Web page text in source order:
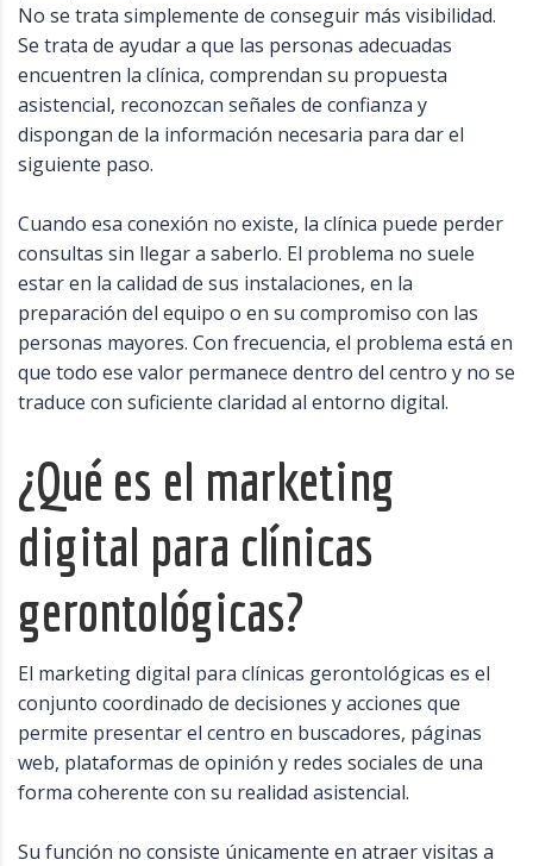
No se trata simplemente de conseguir más visibilidad.
Se trata de ayudar a que las personas adecuadas
encuentren la clínica, comprendan su propuesta
asistencial, reconozcan señales de confianza y
dispongan de la información necesaria para dar el
siguiente paso.
Cuando esa conexión no existe, la clínica puede perder
consultas sin llegar a saberlo. El problema no suele
estar en la calidad de sus instalaciones, en la
preparación del equipo o en su compromiso con las
personas mayores. Con frecuencia, el problema está en
que todo ese valor permanece dentro del centro y no se
traduce con suficiente claridad al entorno digital.
¿Qué es el marketing
digital para clínicas
gerontológicas?
El marketing digital para clínicas gerontológicas es el
conjunto coordinado de decisiones y acciones que
permite presentar el centro en buscadores, páginas
web, plataformas de opinión y redes sociales de una
forma coherente con su realidad asistencial.
Su función no consiste únicamente en atraer visitas a